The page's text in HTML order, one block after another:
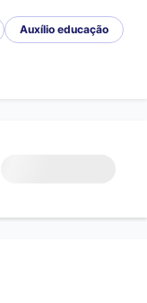
Auxílio educação